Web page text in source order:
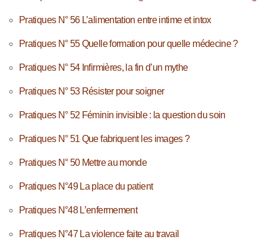
Pratiques N° 56 L’alimentation entre intime et intox
Pratiques N° 55 Quelle formation pour quelle médecine ?
Pratiques N° 54 Infirmières, la fin d’un mythe
Pratiques N° 53 Résister pour soigner
Pratiques N° 52 Féminin invisible : la question du soin
Pratiques N° 51 Que fabriquent les images ?
Pratiques N° 50 Mettre au monde
Pratiques N°49 La place du patient
Pratiques N°48 L’enfermement
Pratiques N°47 La violence faite au travail